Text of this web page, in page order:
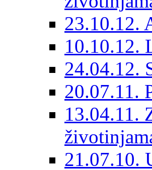
23.10.12.
10.10.12.
24.04.12.
20.07.11.
13.04.11.
21.07.10.